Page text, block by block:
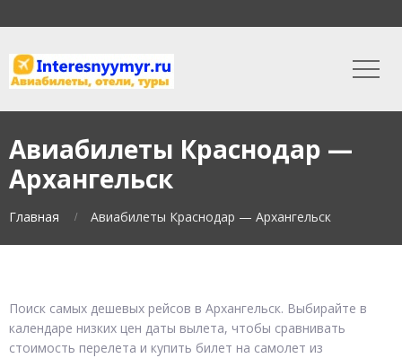
Авиабилеты Краснодар —
Архангельск
Главная Авиабилеты Краснодар — Архангельск
Поиск самых дешевых рейсов в Архангельск. Выбирайте в
календаре низких цен даты вылета, чтобы сравнивать
стоимость перелета и купить билет на самолет из